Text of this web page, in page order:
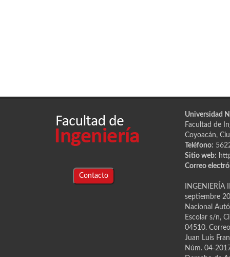
Contacto
Universidad
Facultad de
Coyoacán,
Teléfono:
Sitio web:
Correo
INGENIERÍA
septiembre
Nacional
Escolar s/n,
04510.
Juan Luis
Núm. 04-